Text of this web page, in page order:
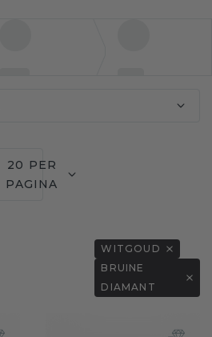
20 PER
PAGINA
WITGOUD
BRUINE
DIAMANT